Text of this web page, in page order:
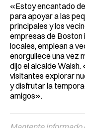
«Estoy encantado
para apoyar a las
principales y los
empresas de Boston
locales, emplean a
enorgullece una vez
dijo el alcalde
visitantes explorar
y disfrutar la
amigos».